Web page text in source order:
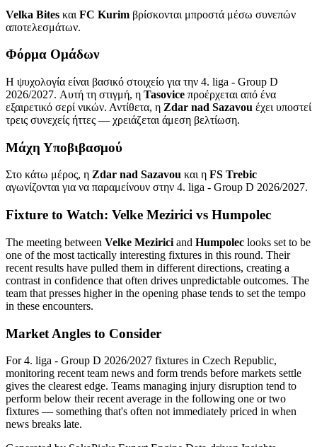
Velka Bites και FC Kurim βρίσκονται μπροστά μέσω συνεπών
αποτελεσμάτων.
Φόρμα Ομάδων
Η ψυχολογία είναι βασικό στοιχείο για την 4. liga - Group D
2026/2027. Αυτή τη στιγμή, η Tasovice προέρχεται από ένα
εξαιρετικό σερί νικών. Αντίθετα, η Zdar nad Sazavou έχει υποστεί
τρεις συνεχείς ήττες — χρειάζεται άμεση βελτίωση.
Μάχη Υποβιβασμού
Στο κάτω μέρος, η Zdar nad Sazavou και η FS Trebic
αγωνίζονται για να παραμείνουν στην 4. liga - Group D 2026/2027.
Fixture to Watch: Velke Mezirici vs Humpolec
The meeting between Velke Mezirici and Humpolec looks set to be
one of the most tactically interesting fixtures in this round. Their
recent results have pulled them in different directions, creating a
contrast in confidence that often drives unpredictable outcomes. The
team that presses higher in the opening phase tends to set the tempo
in these encounters.
Market Angles to Consider
For 4. liga - Group D 2026/2027 fixtures in Czech Republic,
monitoring recent team news and form trends before markets settle
gives the clearest edge. Teams managing injury disruption tend to
perform below their recent average in the following one or two
fixtures — something that's often not immediately priced in when
news breaks late.